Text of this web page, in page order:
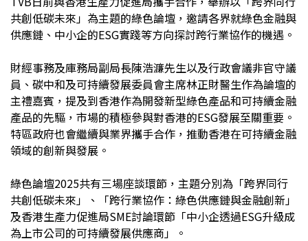
共創低碳未來」為主題的綠色論壇，邀請各界就綠色金融與
供應鏈、中小企的ESG實踐等方向探討跨行業協作的機遇。
財經事務及庫務局副局長陳浩濂先生以及行政會議非官守議
員、碳中和及可持續發展委員會主席林正財醫生作為論壇的
主禮嘉賓，提及到香港作為開發新型綠色產品和可持續金融
產品的先驅，市場的積極參與對香港的ESG發展至關重要。
特區政府也會繼續與業界攜手合作，推動香港在可持續金融
領域的創新與發展。
綠色論壇2025共有三場座談環節，主題分別為「跨界同行
共創低碳未來」、「跨行業協作：綠色供應鏈與金融創新」
及香港生產力促進局SME討論環節「中小企透過ESG升級成
為上市公司的可持續發展供應商」。